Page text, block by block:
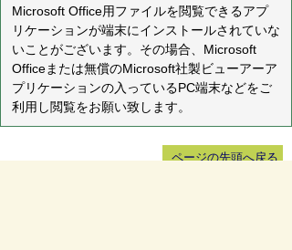
Microsoft Office用ファイルを閲覧できるアプ
リケーションが端末にインストールされていな
いことがございます。その場合、Microsoft
Officeまたは無償のMicrosoft社製ビューアーア
プリケーションの入っているPC端末などをご
利用し閲覧をお願い致します。
ページの先頭へ戻る